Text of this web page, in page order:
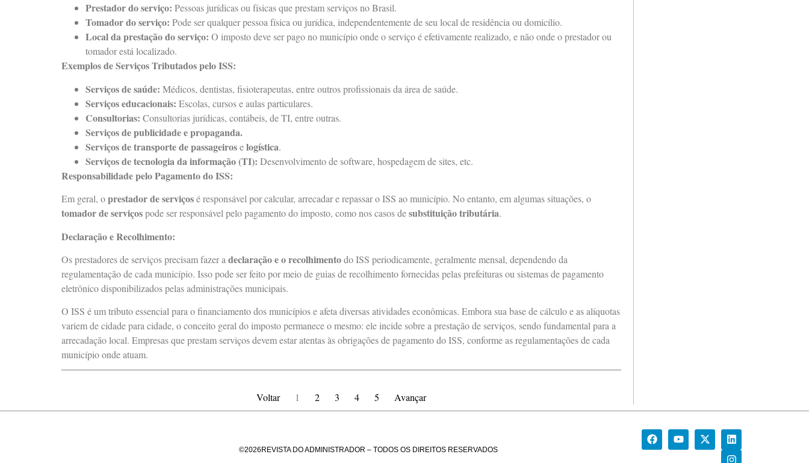
Prestador do serviço: Pessoas jurídicas ou físicas que prestam serviços no Brasil.
Tomador do serviço: Pode ser qualquer pessoa física ou jurídica, independentemente de seu local de residência ou domicílio.
Local da prestação do serviço: O imposto deve ser pago no município onde o serviço é efetivamente realizado, e não onde o prestador ou
tomador está localizado.
Exemplos de Serviços Tributados pelo ISS:
Serviços de saúde: Médicos, dentistas, fisioterapeutas, entre outros profissionais da área de saúde.
Serviços educacionais: Escolas, cursos e aulas particulares.
Consultorias: Consultorias jurídicas, contábeis, de TI, entre outras.
Serviços de publicidade e propaganda.
Serviços de transporte de passageiroselogística.
Serviços de tecnologia da informação (TI): Desenvolvimento de software, hospedagem de sites, etc.
Responsabilidade pelo Pagamento do ISS:
Em geral, oprestador de serviçosé responsável por calcular, arrecadar e repassar o ISS ao município. No entanto, em algumas situações, o
tomador de serviçospode ser responsável pelo pagamento do imposto, como nos casos desubstituição tributária.
Declaração e Recolhimento:
Os prestadores de serviços precisam fazer a declaração e o recolhimentodo ISS periodicamente, geralmente mensal, dependendo da
regulamentação de cada município. Isso pode ser feito por meio de guias de recolhimento fornecidas pelas prefeituras ou sistemas de pagamento
eletrônico disponibilizados pelas administrações municipais.
O ISS é um tributo essencial para o financiamento dos municípios e afeta diversas atividades econômicas. Embora sua base de cálculo e as alíquotas
variem de cidade para cidade, o conceito geral do imposto permanece o mesmo: ele incide sobre a prestação de serviços, sendo fundamental para a
arrecadação local. Empresas que prestam serviços devem estar atentas às obrigações de pagamento do ISS, conforme as regulamentações de cada
município onde atuam.
Voltar 1 2 3 4 5 Avançar
©2026REVISTA DO ADMINISTRADOR – TODOS OS DIREITOS RESERVADOS